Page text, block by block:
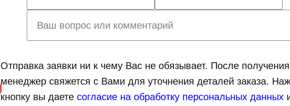
Отправка заявки ни к чему Вас не обязывает. После
менеджер свяжется с Вами для уточнения деталей заказа.
кнопку вы даетесогласие на обработку персональных данных